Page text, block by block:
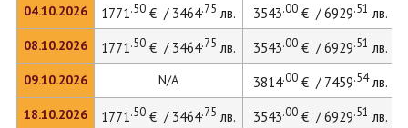
04.10.2026
08.10.2026
09.10.2026
18.10.2026
1771.50€ / 3464.75 лв. 3543.00€ / 6929.51 лв.
1771.50€ / 3464.75 лв. 3543.00€ / 6929.51 лв.
N/A 3814.00€ / 7459.54лв.
1771.50€ / 3464.75 лв. 3543.00€ / 6929.51 лв.